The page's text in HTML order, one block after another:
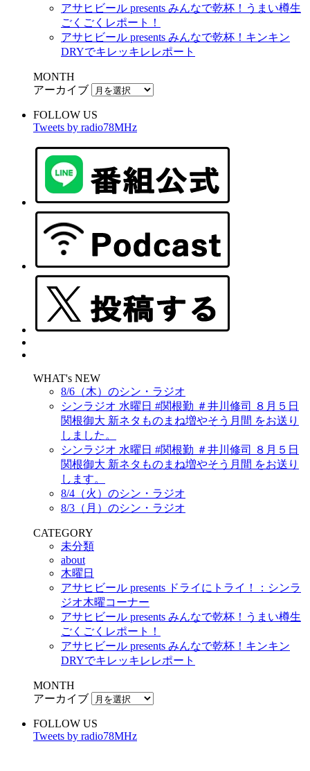
アサヒビール presents みんなで乾杯！うまい樽生
ごくごくレポート！
アサヒビール presents みんなで乾杯！キンキン
DRYでキレッキレレポート
MONTH
アーカイブ
FOLLOW US
Tweets by radio78MHz
WHAT's NEW
8/6（木）のシン・ラジオ
シンラジオ 水曜日 #関根勤 ＃井川修司 ８月５日
関根御大 新ネタものまね増やそう月間 をお送り
しました。
シンラジオ 水曜日 #関根勤 ＃井川修司 ８月５日
関根御大 新ネタものまね増やそう月間 をお送り
します。
8/4（火）のシン・ラジオ
8/3（月）のシン・ラジオ
CATEGORY
未分類
about
木曜日
アサヒビール presents ドライにトライ！：シンラ
ジオ木曜コーナー
アサヒビール presents みんなで乾杯！うまい樽生
ごくごくレポート！
アサヒビール presents みんなで乾杯！キンキン
DRYでキレッキレレポート
MONTH
アーカイブ
FOLLOW US
Tweets by radio78MHz